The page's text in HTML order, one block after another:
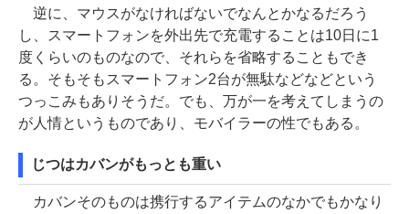
逆に、マウスがなければないでなんとかなるだろう
し、スマートフォンを外出先で充電することは10日に1
度くらいのものなので、それらを省略することもでき
る。そもそもスマートフォン2台が無駄などなどという
つっこみもありそうだ。でも、万が一を考えてしまうの
が人情というものであり、モバイラーの性でもある。
じつはカバンがもっとも重い
カバンそのものは携行するアイテムのなかでもかなり